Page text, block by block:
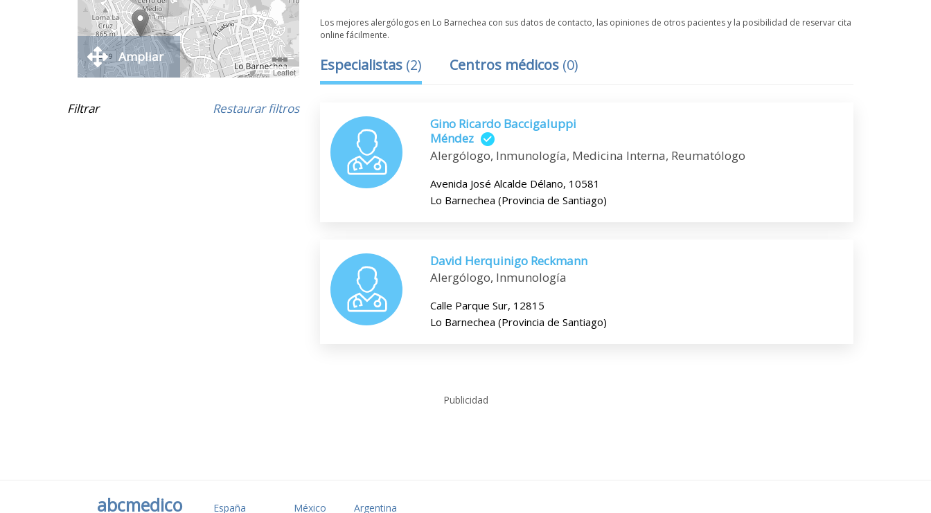
Leaflet
Ampliar
Filtrar Restaurar filtros
Los mejores alergólogos en Lo Barnechea con sus datos de contacto, las opiniones de otros pacientes y la posibilidad de reservar cita
online fácilmente.
Especialistas (2) Centros médicos (0)
Gino Ricardo Baccigaluppi
Méndez
Alergólogo, Inmunología, Medicina Interna, Reumatólogo
Avenida José Alcalde Délano, 10581
Lo Barnechea (Provincia de Santiago)
David Herquinigo Reckmann
Alergólogo, Inmunología
Calle Parque Sur, 12815
Lo Barnechea (Provincia de Santiago)
Publicidad
abcmedico España México Argentina